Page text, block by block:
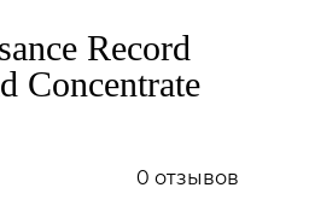
Record
Concentrate
0 отзывов